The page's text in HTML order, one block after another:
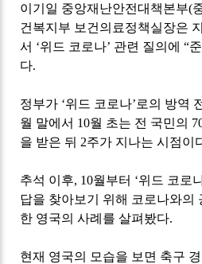
이기일 중앙재난안전대책본부(
건복지부 보건의료정책실장은
서 ‘위드 코로나’ 관련 질의에“
다.
정부가 ‘위드 코로나’로의 방역
월 말에서 10월 초는 전 국민의
을 받은 뒤 2주가 지나는 시점이
추석 이후, 10월부터 ‘위드 코로
답을 찾아보기 위해 코로나와의
한 영국의 사례를 살펴봤다.
현재 영국의 모습을 보면 축구